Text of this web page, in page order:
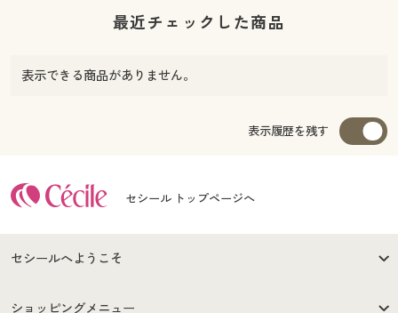
最近チェックした商品
表示できる商品がありません。
表示履歴を残す
セシール トップページへ
セシールへようこそ
はじめての方へ
ショッピングメニュー